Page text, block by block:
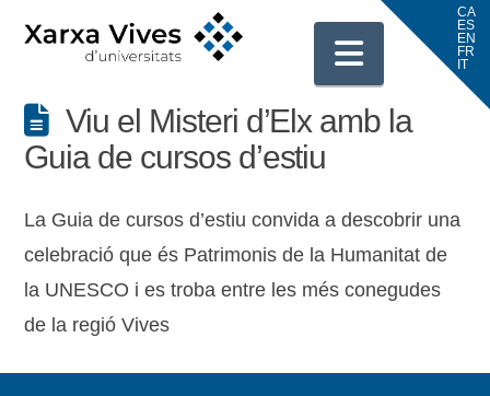
Viu el Misteri d’Elx amb la
Guia de cursos d’estiu
La Guia de cursos d’estiu convida a descobrir una
celebració que és Patrimonis de la Humanitat de
la UNESCO i es troba entre les més conegudes
de la regió Vives